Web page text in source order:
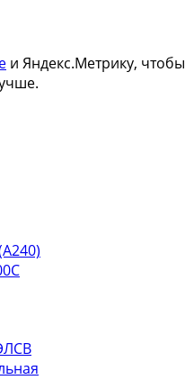
и Яндекс.Метрику, чтобы